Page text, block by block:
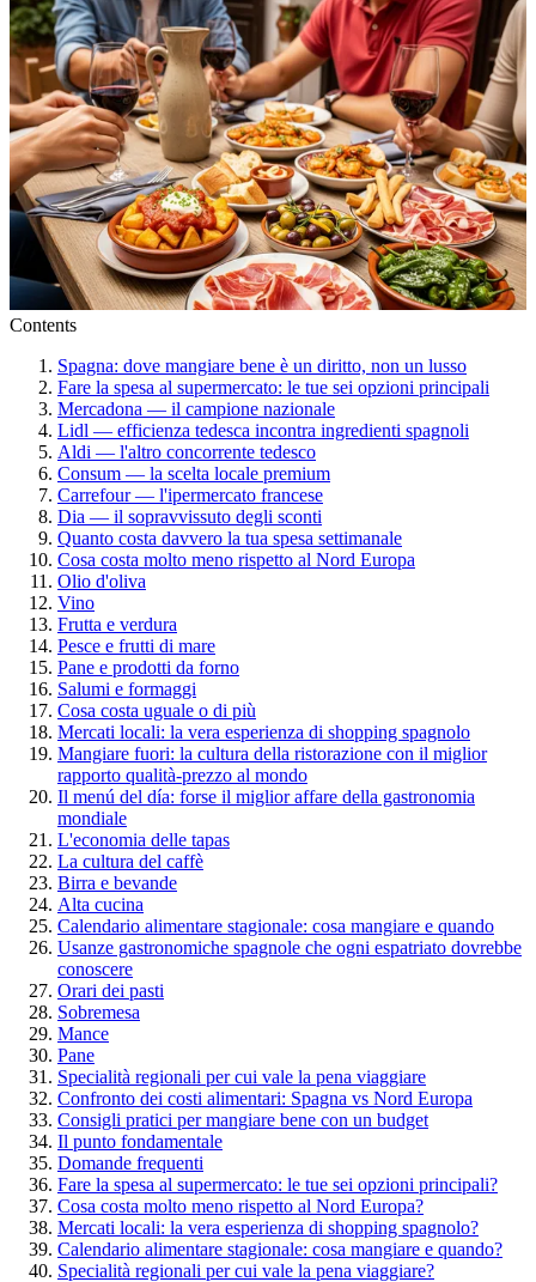
Contents
Spagna: dove mangiare bene è un diritto, non un lusso
Fare la spesa al supermercato: le tue sei opzioni principali
Mercadona — il campione nazionale
Lidl — efficienza tedesca incontra ingredienti spagnoli
Aldi — l'altro concorrente tedesco
Consum — la scelta locale premium
Carrefour — l'ipermercato francese
Dia — il sopravvissuto degli sconti
Quanto costa davvero la tua spesa settimanale
Cosa costa molto meno rispetto al Nord Europa
Olio d'oliva
Vino
Frutta e verdura
Pesce e frutti di mare
Pane e prodotti da forno
Salumi e formaggi
Cosa costa uguale o di più
Mercati locali: la vera esperienza di shopping spagnolo
Mangiare fuori: la cultura della ristorazione con il miglior
rapporto qualità-prezzo al mondo
Il menú del día: forse il miglior affare della gastronomia
mondiale
L'economia delle tapas
La cultura del caffè
Birra e bevande
Alta cucina
Calendario alimentare stagionale: cosa mangiare e quando
Usanze gastronomiche spagnole che ogni espatriato dovrebbe
conoscere
Orari dei pasti
Sobremesa
Mance
Pane
Specialità regionali per cui vale la pena viaggiare
Confronto dei costi alimentari: Spagna vs Nord Europa
Consigli pratici per mangiare bene con un budget
Il punto fondamentale
Domande frequenti
Fare la spesa al supermercato: le tue sei opzioni principali?
Cosa costa molto meno rispetto al Nord Europa?
Mercati locali: la vera esperienza di shopping spagnolo?
Calendario alimentare stagionale: cosa mangiare e quando?
Specialità regionali per cui vale la pena viaggiare?